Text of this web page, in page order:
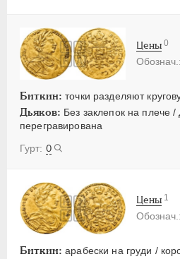
Биткин: точки разделяют
Дьяков: Без заклепок на плече /
перегравирована
0
Цены 0
Биткин: арабески на груди /
Цены 1